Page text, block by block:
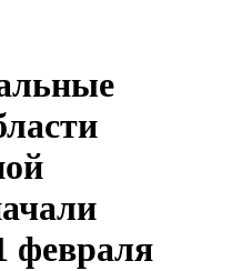
февраля